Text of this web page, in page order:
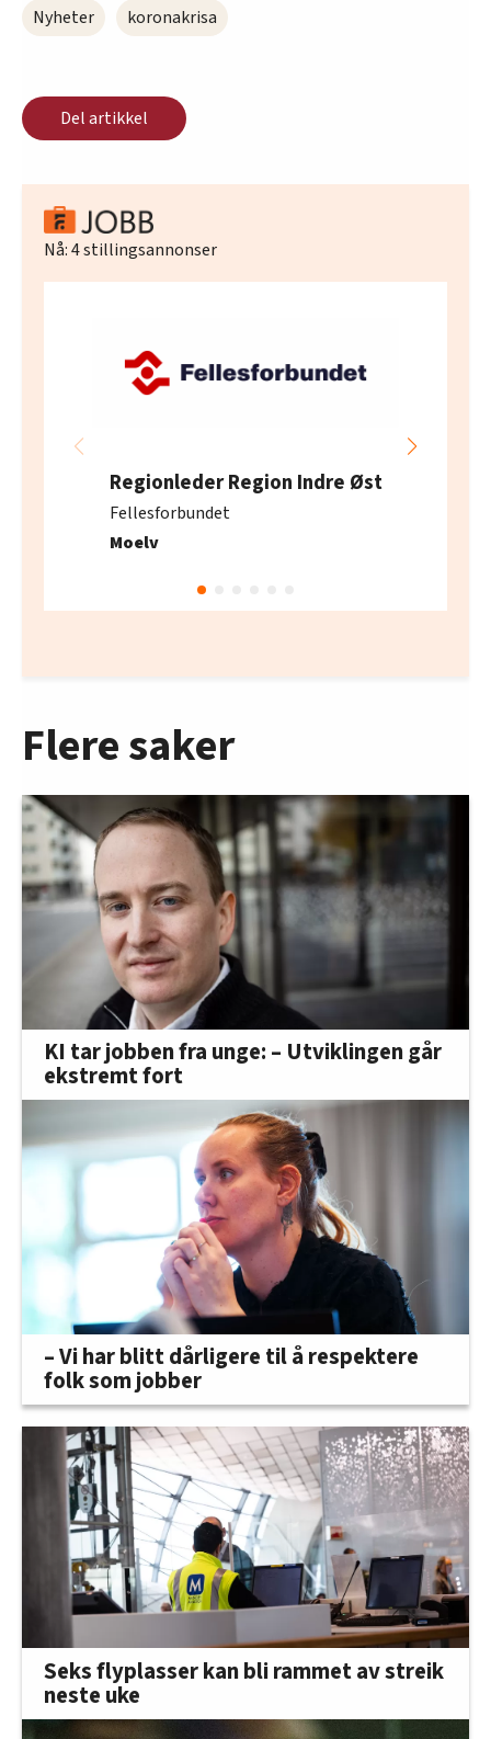
Nyheter koronakrisa
Del artikkel
Nå:4stillingsannonser
Regionleder Region Indre Øst
Fellesforbundet
Moelv
Flere saker
KI tar jobben fra unge: – Utviklingen går
ekstremt fort
– Vi har blitt dårligere til å respektere
folk som jobber
Seks flyplasser kan bli rammet av streik
neste uke